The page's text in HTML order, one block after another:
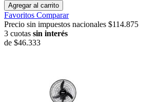
Agregar al carrito
Favoritos Comparar
Precio sin impuestos nacionales $114.875
3 cuotas sin interés
de $46.333